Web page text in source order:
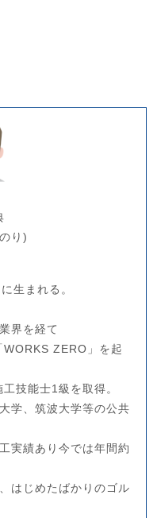
り)
生まれる。
界を経て
ZERO」を起
技能士1級を取得。
学、筑波大学等の公共
実績あり今では年間約
はじめたばかりのゴル